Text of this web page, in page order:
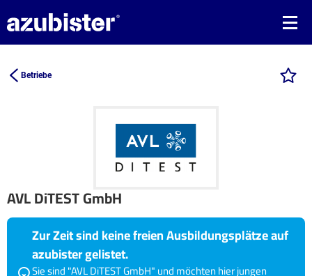
Betriebe
AVL DiTEST GmbH
Zur Zeit sind keine freien Ausbildungsplätze auf
azubister gelistet.
Sie sind "AVL DiTEST GmbH" und möchten hier jungen